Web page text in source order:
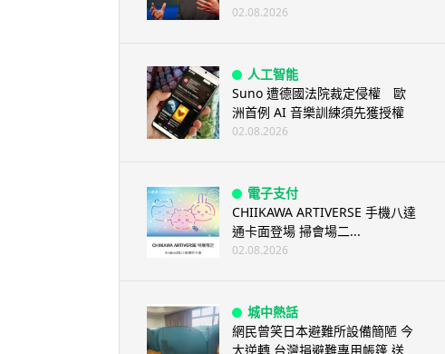
02.08.2026
人工智能
Suno 遭德國法院裁定侵權 歐
洲首例 AI 音樂訓練須先獲授權
02.08.2026
電子支付
CHIIKAWA ARTIVERSE 手機八達
通卡面登場 掃會場二...
02.08.2026
城中熱話
網民曾笑日本避難所設備簡陋 今
大逆轉 台灣捐避難專用帳篷 送